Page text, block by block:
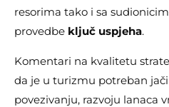
resorima tako i sa
provedbe ključ uspjeha.
Komentari na kvalitetu
da je u turizmu potreban
povezivanju, razvoju lanaca